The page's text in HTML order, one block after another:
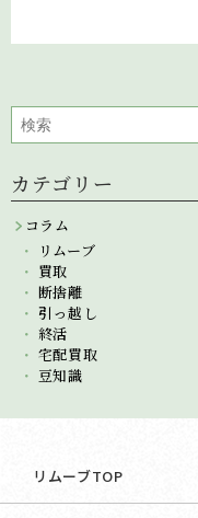
カテゴリー
コラム
リムーブ
買取
断捨離
引っ越し
終活
宅配買取
豆知識
リムーブTOP